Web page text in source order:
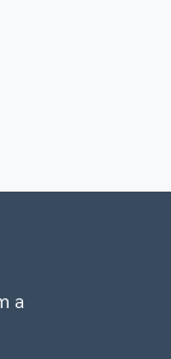
a